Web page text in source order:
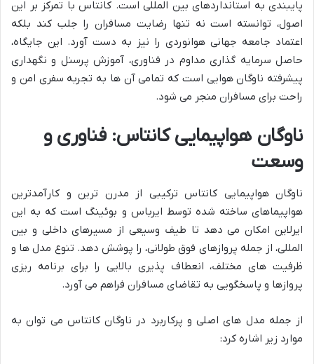
پایبندی به استانداردهای بین المللی است. کانتاس با تمرکز بر این
اصول، توانسته است نه تنها رضایت مسافران را جلب کند بلکه
اعتماد جامعه جهانی هوانوردی را نیز به دست آورد. این جایگاه،
حاصل سرمایه گذاری مداوم در فناوری، آموزش پرسنل و نگهداری
پیشرفته ناوگان هوایی است که تمامی آن ها به تجربه سفری امن و
راحت برای مسافران منجر می شود.
ناوگان هواپیمایی کانتاس: فناوری و
وسعت
ناوگان هواپیمایی کانتاس ترکیبی از مدرن ترین و کارآمدترین
هواپیماهای ساخته شده توسط ایرباس و بوئینگ است که به این
ایرلاین امکان می دهد تا طیف وسیعی از مسیرهای داخلی و بین
المللی، از جمله پروازهای فوق طولانی، را پوشش دهد. تنوع مدل ها و
ظرفیت های مختلف، انعطاف پذیری بالایی را برای برنامه ریزی
پروازها و پاسخگویی به تقاضای مسافران فراهم می آورد.
از جمله مدل های اصلی و پرکاربرد در ناوگان کانتاس می توان به
موارد زیر اشاره کرد: